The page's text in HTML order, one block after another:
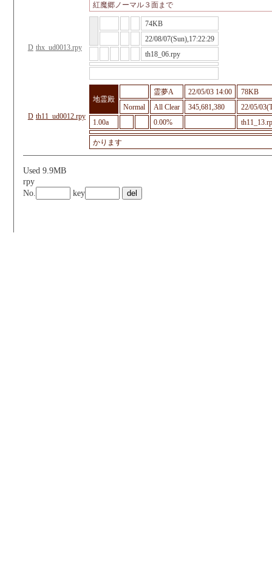
紅魔郷ノーマル３面まで
D thx_ud0013.rpy
74KB
22/08/07(Sun),17:22:29
th18_06.rpy
D th11_ud0012.rpy
地霊殿
霊夢A 22/05/03 14:00
78KB
Normal
All Clear 345,681,380
22/05/
1.00a
0.00%
かります
Used 9.9MB
rpy
No.
key